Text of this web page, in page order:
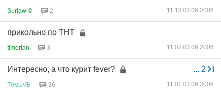
Surlaw © 2 11:13 03.06.2006
прикольно по ТНТ
timerlan 3 11:07 03.06.2006
... 2
Интересно, а что курит fever?
ТёмычЪ 26 11:01 03.06.2006